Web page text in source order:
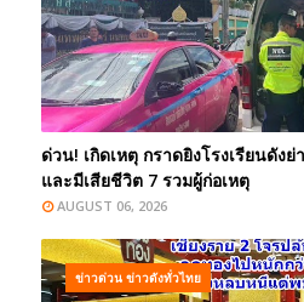
ด่วน! เกิดเหตุ กราดยิงโรงเรียนดัง
และมีเสียชีวิต 7 รวมผู้ก่อเหตุ
AUGUST 06, 2026
ข่าวด่วน ข่าวดังทั่วไทย